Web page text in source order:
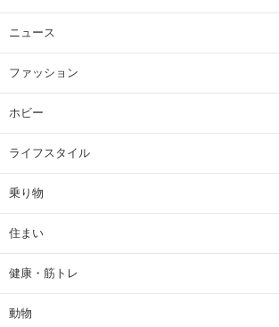
ニュース
ファッション
ホビー
ライフスタイル
乗り物
住まい
健康・筋トレ
動物